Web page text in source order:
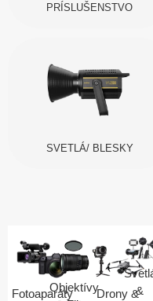
PRÍSLUŠENSTVO
SVETLÁ/ BLESKY
FotoaparátyObjektívyDrony &&